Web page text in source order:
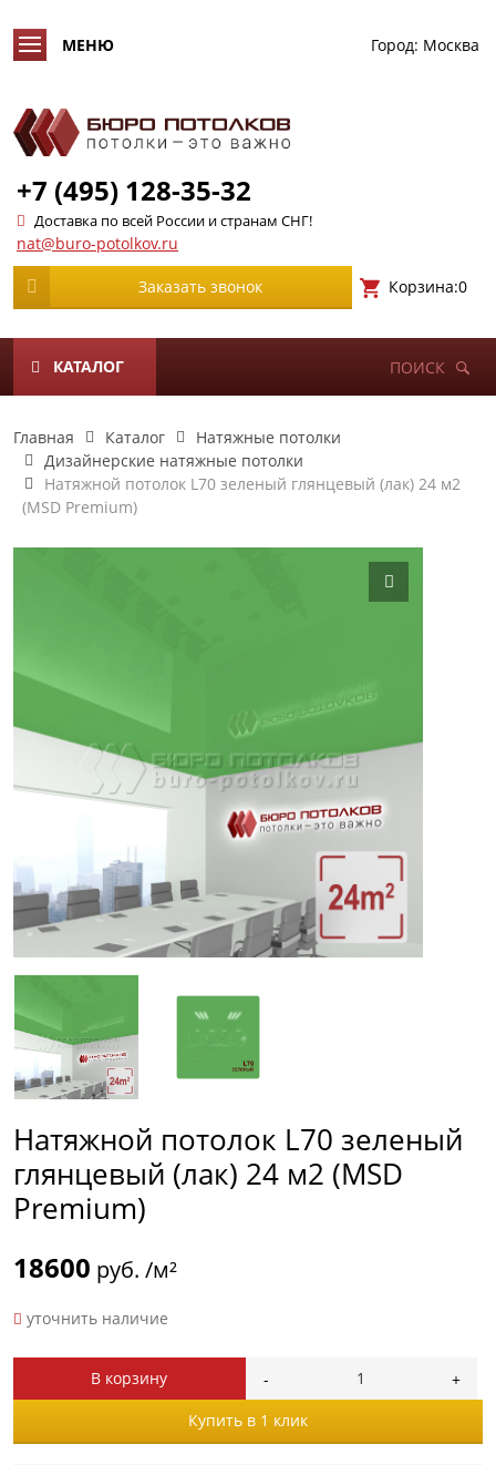
Город: Москва
+7 (495) 128-35-32
Доставка по всей России и странам СНГ!
nat@buro-potolkov.ru
Заказать звонок Корзина:0
КАТАЛОГ ПОИСК
Главная Каталог
Натяжные потолки
Дизайнерские натяжные потолки
Натяжной потолок L70 зеленый глянцевый (лак) 24 м2
(MSD Premium)
Натяжной потолок L70 зеленый
глянцевый (лак) 24 м2 (MSD
Premium)
18600 руб. /м²
уточнить наличие
В корзину
Купить в 1 клик